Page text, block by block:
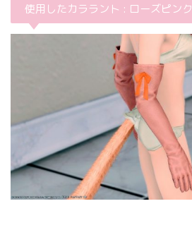
使用したカララント : ローズピンク